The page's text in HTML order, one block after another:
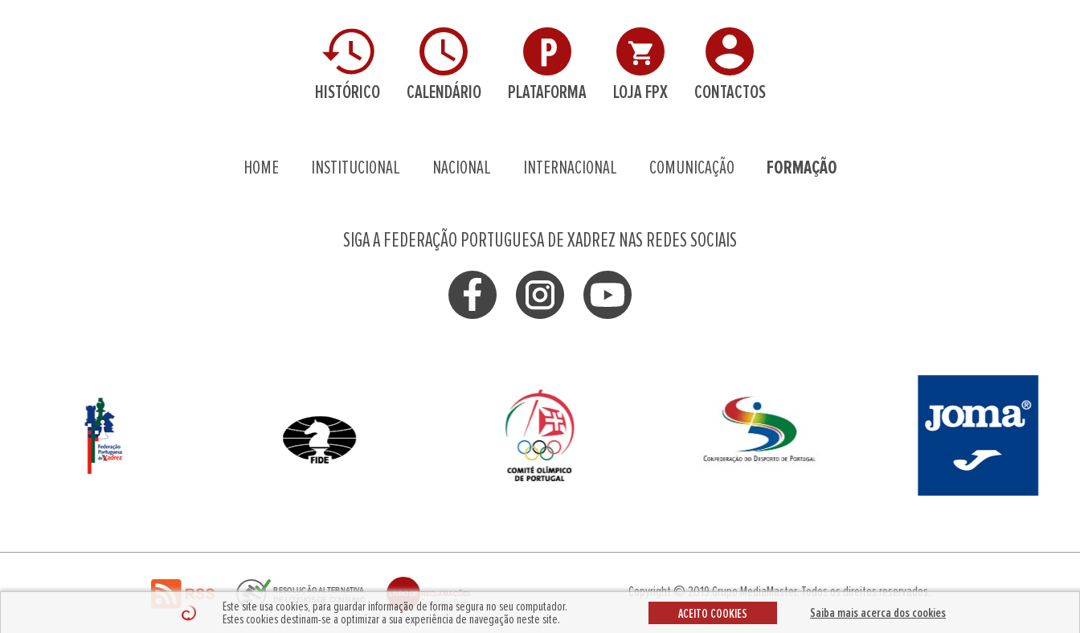
HISTÓRICO CALENDÁRIO PLATAFORMA LOJA FPX CONTACTOS
HOME INSTITUCIONAL NACIONAL INTERNACIONAL COMUNICAÇÃO FORMAÇÃO
SIGA A FEDERAÇÃO PORTUGUESA DE XADREZ NAS REDES SOCIAIS
Copyright © 2019Grupo MediaMaster.Todos os direitos reservados.
Este site usa cookies, para guardar informação de forma segura no seu computador.
Estes cookies destinam-se a optimizar a sua experiência de navegação neste site.
ACEITO COOKIES Saiba mais acerca dos cookies